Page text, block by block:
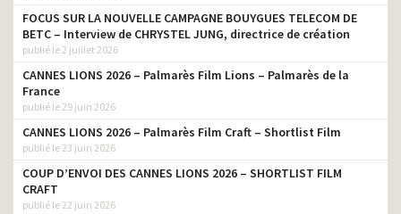
FOCUS SUR LA NOUVELLE CAMPAGNE BOUYGUES TELECOM DE
BETC – Interview de CHRYSTEL JUNG, directrice de création
publié le 2 juillet 2026
CANNES LIONS 2026 – Palmarès Film Lions – Palmarès de la
France
publié le 29 juin 2026
CANNES LIONS 2026 – Palmarès Film Craft – Shortlist Film
publié le 23 juin 2026
COUP D’ENVOI DES CANNES LIONS 2026 – SHORTLIST FILM
CRAFT
publié le 22 juin 2026